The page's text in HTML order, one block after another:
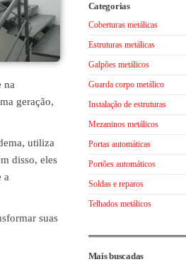
na
geração,
utiliza
disso, eles
a
suas
Categorias
Coberturas metálicas
Estruturas metálicas
Galpões metálicos
Guarda corpo metálico
Instalação de estruturas
Mezaninos metálicos
Portas automáticas
Portões automáticos
Soldas e reparos
Telhados metálicos
Mais buscadas